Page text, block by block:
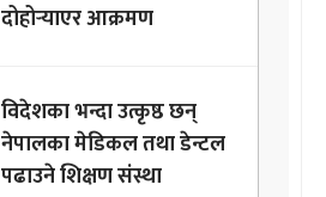
दोहोर्‍याएर आक्रमण
विदेशका भन्दा उत्कृष्ठ छन्
नेपालका मेडिकल तथा डेन्टल
पढाउने शिक्षण संस्था